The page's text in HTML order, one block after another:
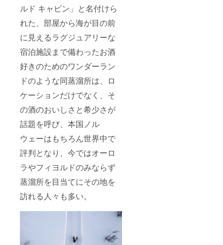
ルド キャビン」と名付けら
れた、部屋から海が目の前
に見えるラグジュアリーな
宿泊施設まで備わったお酒
好きのためのワンダーラン
ドのような同蒸溜所は、ロ
ケーションだけでなく、そ
の酒のおいしさと希少さが
話題を呼び、本国ノル
ウェーはもちろん世界中で
評判となり、今ではオーロ
ラやフィヨルドのみならず
蒸溜所を目当てにその地を
訪れる人々も多い。